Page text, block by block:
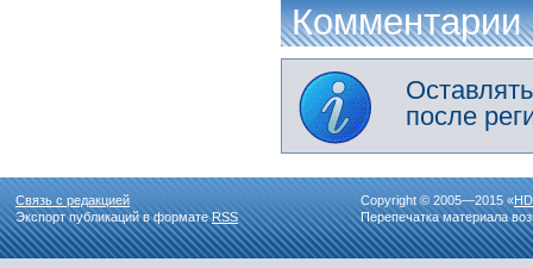
Комментарии
после
Связь с редакцией
Экспорт публикаций в форматеRSS
Copyright © 2005—2015 «
Перепечатка материала